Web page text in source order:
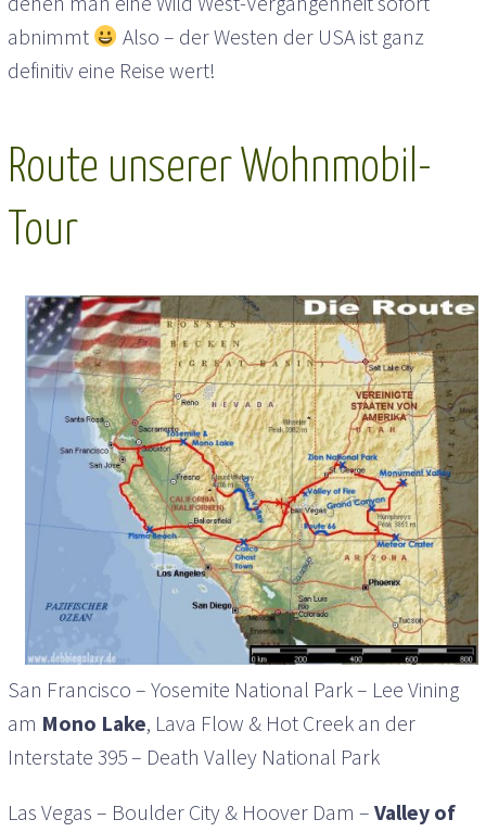
abnimmt
Also – der Westen der USA ist ganz
definitiv eine Reise wert!
Route unserer Wohnmobil-
Tour
San Francisco – Yosemite National Park – Lee Vining
am Mono Lake, Lava Flow & Hot Creek an der
Interstate 395 – Death Valley National Park
Las Vegas – Boulder City & Hoover Dam – Valley of